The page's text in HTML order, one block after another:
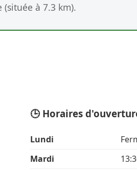
à 7.3 km).
🕒 Horaires
Lundi
Mardi